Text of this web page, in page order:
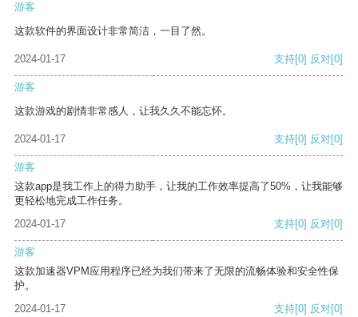
游客
这款软件的界面设计非常简洁，一目了然。
2024-01-17 支持[0] 反对[0]
游客
这款游戏的剧情非常感人，让我久久不能忘怀。
2024-01-17 支持[0] 反对[0]
游客
这款app是我工作上的得力助手，让我的工作效率提高了50%，让我能够
更轻松地完成工作任务。
2024-01-17
支持[0] 反对[0]
游客
这款加速器VPM应用程序已经为我们带来了无限的流畅体验和安全性保
护。
2024-01-17
支持[0] 反对[0]